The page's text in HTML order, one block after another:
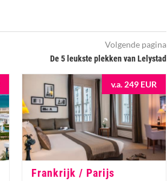
Volgende pagina
De 5 leukste plekken van Lelystad
v.a. 249 EUR
Frankrijk / Parijs